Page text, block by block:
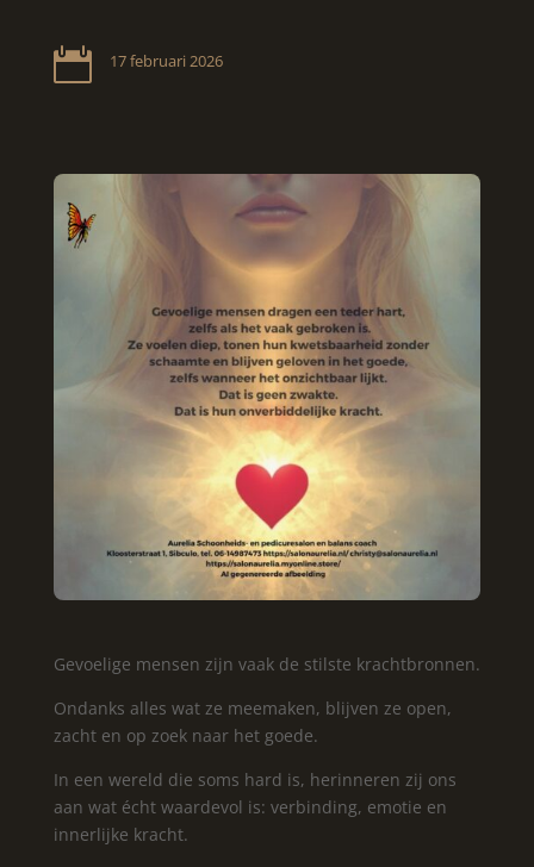
 17 februari 2026
Gevoelige mensen zijn vaak de stilste krachtbronnen.
Ondanks alles wat ze meemaken, blijven ze open,
zacht en op zoek naar het goede.
In een wereld die soms hard is, herinneren zij ons
aan wat écht waardevol is: verbinding, emotie en
innerlijke kracht.